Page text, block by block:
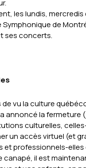
les lundis,
Symphonique de
ses concerts.
vu la culture
annoncé la fermeture
culturelles,
un accès virtuel (et
professionnels-elles
canapé, il est